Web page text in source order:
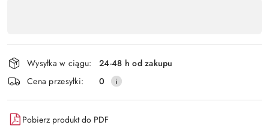
płatność
i
dostawa
Wysyłka w ciągu:
24-48 h od zakupu
Cena przesyłki:
0
Pobierz produkt do PDF